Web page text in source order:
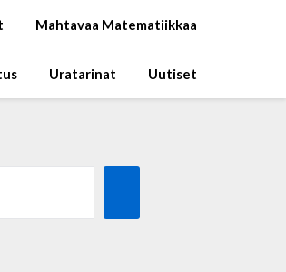
Mahtavaa Matematiikkaa
Uratarinat Uutiset